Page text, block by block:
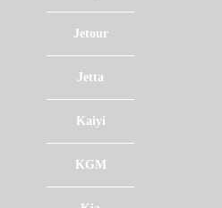
Jetour
Jetta
Kaiyi
KGM